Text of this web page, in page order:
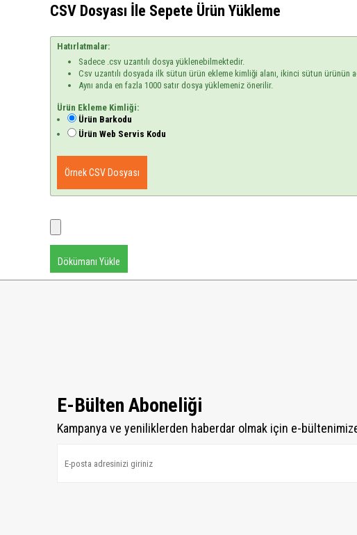
CSV Dosyası İle Sepete Ürün Yükleme
Hatırlatmalar:
Sadece .csv uzantılı dosya yüklenebilmektedir.
Csv uzantılı dosyada ilk sütun ürün ekleme kimliği alanı, ikinci sütun ürünün
Aynı anda en fazla 1000 satır dosya yüklemeniz önerilir.
Ürün Ekleme Kimliği:
Ürün Barkodu
Ürün Web Servis Kodu
Örnek CSV Dosyası
Dökümanı Yükle
E-Bülten Aboneliği
Kampanya ve yeniliklerden haberdar olmak için e-